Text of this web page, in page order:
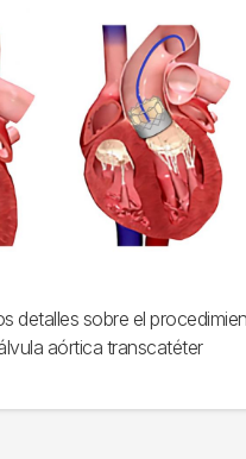
detalles sobre el
aórtica transcatéter